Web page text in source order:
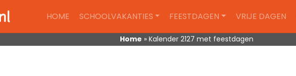
HOME SCHOOLVAKANTIES FEESTDAGEN VRIJE DAGEN
Home » Kalender 2127 met feestdagen